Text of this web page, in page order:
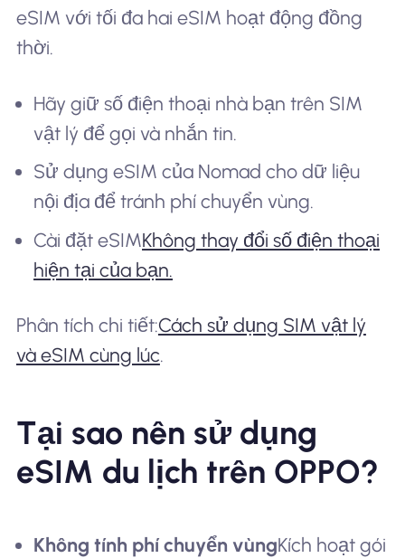
eSIM với tối đa hai eSIM hoạt động đồng
thời.
Hãy giữ số điện thoại nhà bạn trên SIM
vật lý để gọi và nhắn tin.
Sử dụng eSIM của Nomad cho dữ liệu
nội địa để tránh phí chuyển vùng.
Cài đặt eSIMKhông thay đổi số điện thoại
hiện tại của bạn.
Phân tích chi tiết:Cách sử dụng SIM vật lý
và eSIM cùng lúc.
Tại sao nên sử dụng
eSIM du lịch trên OPPO?
Không tính phí chuyển vùngKích hoạt gói